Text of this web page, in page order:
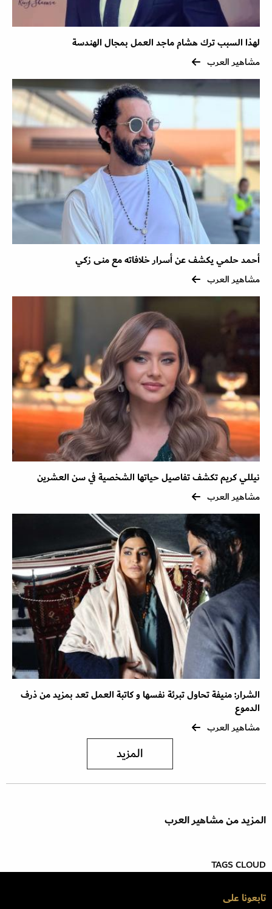
لهذا السبب ترك هشام ماجد العمل بمجال الهندسة
مشاهير العرب
أحمد حلمي يكشف عن أسرار خلافاته مع منى زكي
مشاهير العرب
نيللي كريم تكشف تفاصيل حياتها الشخصية في سن العشرين
مشاهير العرب
الشرار: منيفة تحاول تبرئة نفسها و كاتبة العمل تعد بمزيد من ذرف
الدموع
مشاهير العرب
المزيد
المزيد من مشاهير العرب
TAGS CLOUD
تابعونا على